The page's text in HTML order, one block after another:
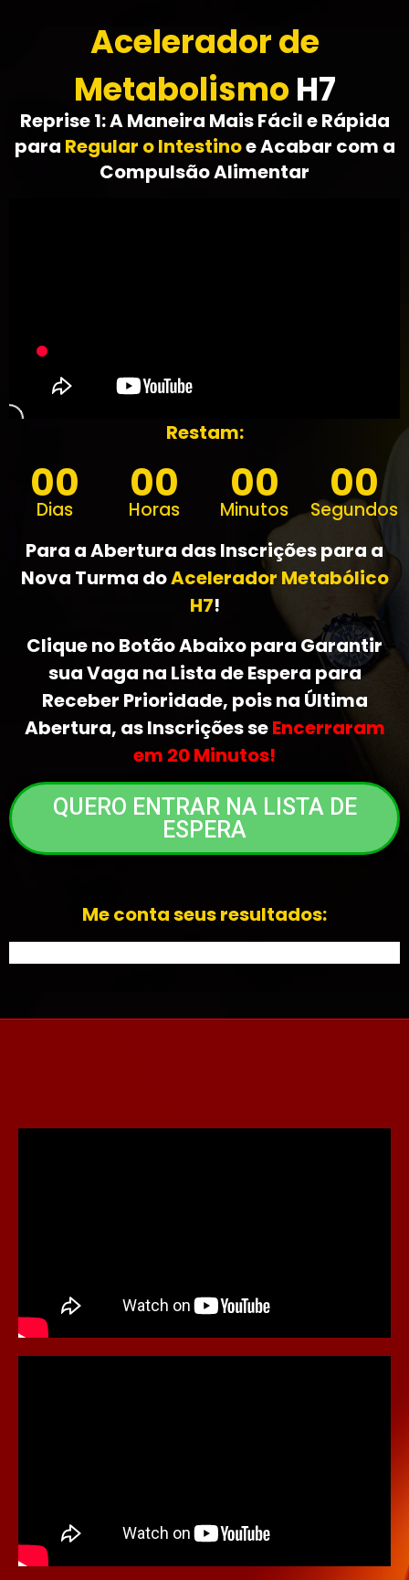
Acelerador de
Metabolismo H7
Reprise 1: A Maneira Mais Fácil e Rápida
para Regular o Intestinoe Acabar com a
Compulsão Alimentar
Restam:
00
Dias
00
Horas
00
Minutos
00
Segundos
Para a Abertura das Inscrições para a
Nova Turma doAcelerador Metabólico
H7!
Clique no Botão Abaixo para Garantir
sua Vaga na Lista de Espera para
Receber Prioridade, pois na Última
Abertura, as Inscrições seEncerraram
em 20 Minutos!
QUERO ENTRAR NA LISTA DE
ESPERA
Me conta seus resultados: